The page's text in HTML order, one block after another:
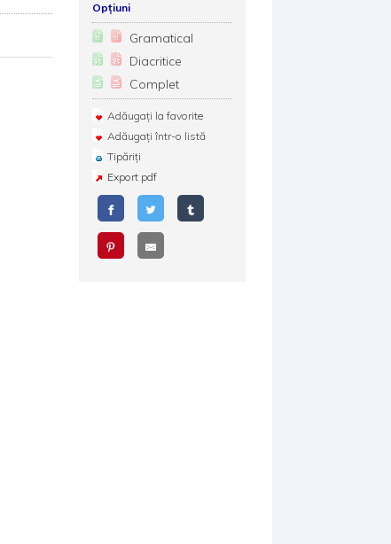
Opțiuni
Gramatical
Diacritice
Complet
Adăugați la favorite
Adăugați într-o listă
Tipăriți
Export pdf